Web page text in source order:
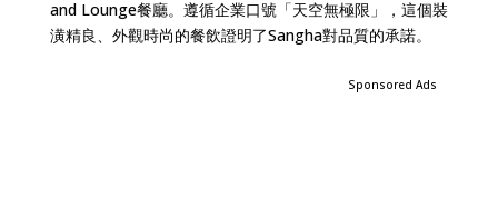
and Lounge餐廳。遵循企業口號「天空無極限」，這個裝
潢精良、外觀時尚的餐飲證明了Sangha對品質的承諾。
Sponsored Ads